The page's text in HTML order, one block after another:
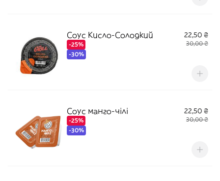
Соус Кисло-Солодкий
-25%
-30%
22,50 ₴
30,00 ₴
Соус манго-чілі
-25%
-30%
22,50 ₴
30,00 ₴